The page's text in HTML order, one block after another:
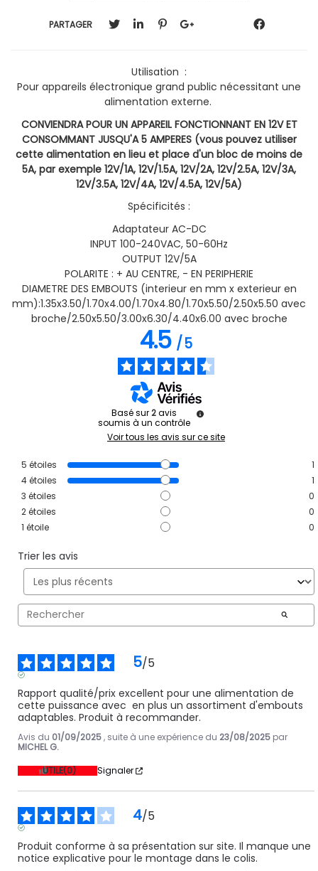
PARTAGER
Utilisation :
Pour appareils électronique grand public nécessitant une
alimentation externe.
CONVIENDRA POUR UN APPAREIL FONCTIONNANT EN 12V ET
CONSOMMANT JUSQU'A 5 AMPERES (vous pouvez utiliser
cette alimentation en lieu et place d'un bloc de moins de
5A, par exemple 12V/1A, 12V/1.5A, 12V/2A, 12V/2.5A, 12V/3A,
12V/3.5A, 12V/4A, 12V/4.5A, 12V/5A)
Spécificités :
Adaptateur AC-DC
INPUT 100-240VAC, 50-60Hz
OUTPUT 12V/5A
POLARITE : + AU CENTRE, - EN PERIPHERIE
DIAMETRE DES EMBOUTS (interieur en mm x exterieur en
mm):1.35x3.50/1.70x4.00/1.70x4.80/1.70x5.50/2.50x5.50 avec
broche/2.50x5.50/3.00x6.30/4.40x6.00 avec broche
4.5/5
Basé sur2avis
soumis à un contrôle
Voir tous les avis sur ce site
5 étoiles
1
4étoiles
1
3 étoiles
0
2étoiles
0
1 étoile 0
Trier les avis
5/5
Rapport qualité/prix excellent pour une alimentation de
cette puissance avec  en plus un assortiment d'embouts
adaptables. Produit à recommander.
Avis du 01/09/2025, suite à une expérience du 23/08/2025 par
MICHEL G.
UTILE(0) Signaler
4/5
Produit conforme à sa présentation sur site. Il manque une
notice explicative pour le montage dans le colis.